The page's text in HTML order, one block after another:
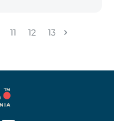
осуществляться
плана.
11 12 13